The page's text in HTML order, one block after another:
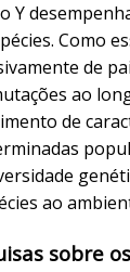
Y
Como
de
ao
de
ao
sobre